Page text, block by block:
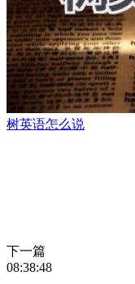
树英语怎么说
下一篇
08:38:48